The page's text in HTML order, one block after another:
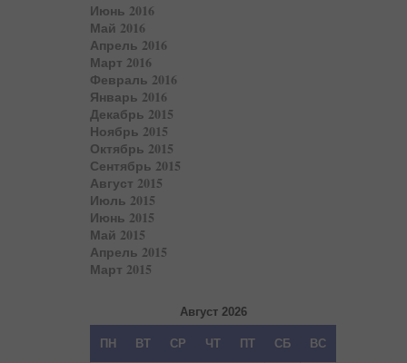
Июнь 2016
Май 2016
Апрель 2016
Март 2016
Февраль 2016
Январь 2016
Декабрь 2015
Ноябрь 2015
Октябрь 2015
Сентябрь 2015
Август 2015
Июль 2015
Июнь 2015
Май 2015
Апрель 2015
Март 2015
Август 2026
ПН ВТ СР ЧТ ПТ СБ ВС